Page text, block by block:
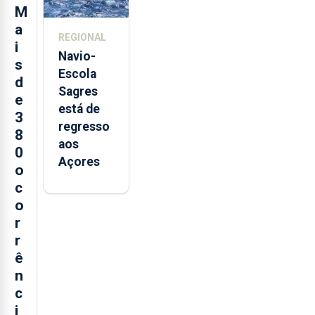
M
a
i
s
d
e
3
8
0
o
c
o
r
r
ê
n
c
i
postos de
REGIONAL
Navio-
Escola
Sagres
está de
regresso
aos
Açores